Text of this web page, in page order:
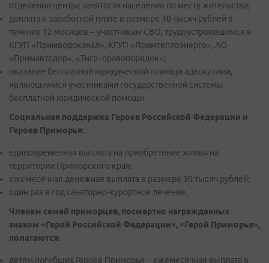
отделении центра занятости населения по месту жительства;
доплата к заработной плате в размере 30 тысяч рублей в
течение 12 месяцев – участникам СВО, трудоустроившимся в
КГУП «Примводоканал», КГУП «Примтеплоэнерго», АО
«Примавтодор», «Тигр -правопорядок»;
оказание бесплатной юридической помощи адвокатами,
являющимися участниками государственной системы
бесплатной юридической помощи.
Социальная поддержка Героев Российской Федерации и
Героев Приморья:
единовременная выплата на приобретение жилья на
территории Приморского края;
ежемесячная денежная выплата в размере 30 тысяч рублей;
один раз в год санаторно-курортное лечение.
Членам семей приморцев, посмертно награжденных
знаком «Герой Российской Федерации», «Герой Приморья»,
полагаются:
детям погибших Героев Приморья – ежемесячная выплата в